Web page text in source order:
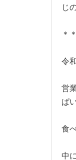
じ
＊
令
営
ぱ
食
中